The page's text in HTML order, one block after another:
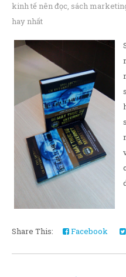
kinh tế nên đọc, sách
hay nhất
Share This: Facebook